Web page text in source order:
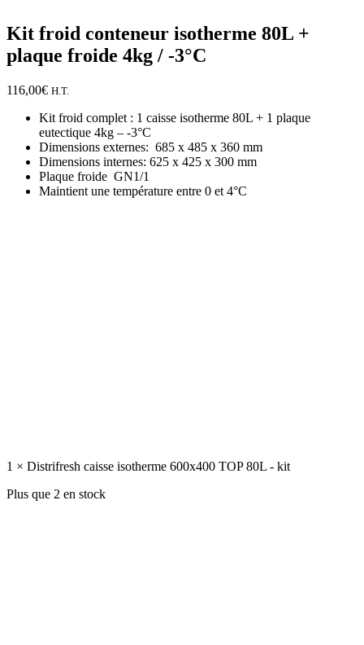
Kit froid conteneur isotherme 80L +
plaque froide 4kg / -3°C
116,00€ H.T.
Kit froid complet : 1 caisse isotherme 80L + 1 plaque
eutectique 4kg – -3°C
Dimensions externes: 685 x 485 x 360 mm
Dimensions internes: 625 x 425 x 300 mm
Plaque froide GN1/1
Maintient une température entre 0 et 4°C
1 × Distrifresh caisse isotherme 600x400 TOP 80L - kit
Plus que 2 en stock